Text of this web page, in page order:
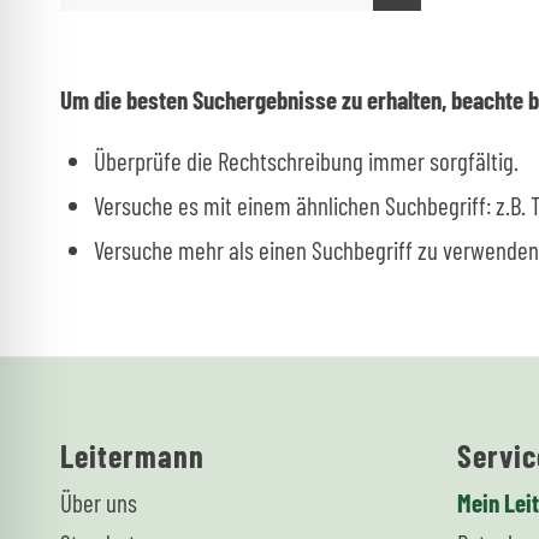
Um die besten Suchergebnisse zu erhalten, beachte
Überprüfe die Rechtschreibung immer sorgfältig.
Versuche es mit einem ähnlichen Suchbegriff: z.B.
Versuche mehr als einen Suchbegriff zu
Leitermann
Über uns
Mein